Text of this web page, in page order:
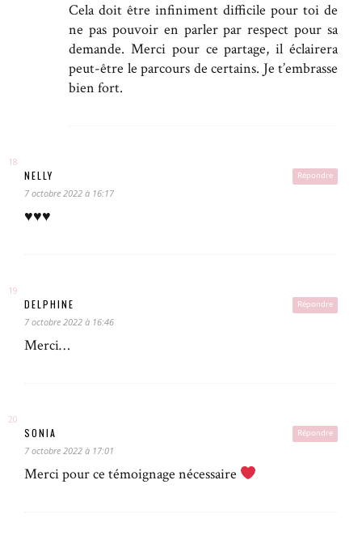
Cela doit être infiniment difficile pour toi de
ne pas pouvoir en parler par respect pour sa
demande. Merci pour ce partage, il éclairera
peut-être le parcours de certains. Je t’embrasse
bien fort.
Répondre
NELLY
7 octobre 2022 à 16:17
♥️♥️♥️
Répondre
DELPHINE
7 octobre 2022 à 16:46
Merci…
Répondre
SONIA
7 octobre 2022 à 17:01
Merci pour ce témoignage nécessaire